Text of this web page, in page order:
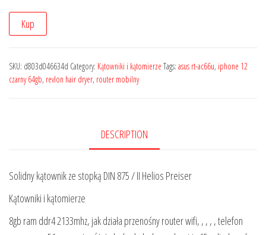
Kup
SKU: d803d046634d Category: Kątowniki i kątomierze Tags: asus rt-ac66u, iphone 12
czarny 64gb, revlon hair dryer, router mobilny
DESCRIPTION
Solidny kątownik ze stopką DIN 875 / II Helios Preiser
Kątowniki i kątomierze
8gb ram ddr4 2133mhz, jak działa przenośny router wifi, , , , , telefon